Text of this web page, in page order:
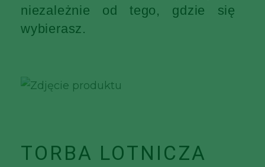
niezależnie od tego, gdzie się
wybierasz.
TORBA LOTNICZA